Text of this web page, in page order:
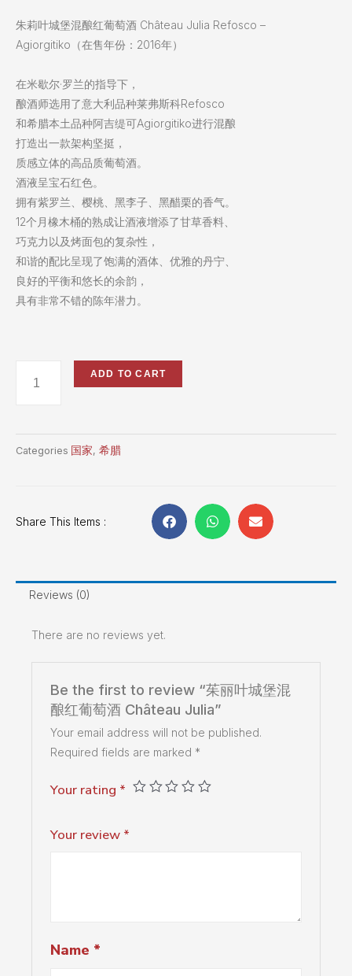
朱莉叶城堡混酿红葡萄酒 Château Julia Refosco –
Agiorgitiko（在售年份：2016年）
在米歇尔·罗兰的指导下，
酿酒师选用了意大利品种莱弗斯科Refosco
和希腊本土品种阿吉缇可Agiorgitiko进行混酿
打造出一款架构坚挺，
质感立体的高品质葡萄酒。
酒液呈宝石红色。
拥有紫罗兰、樱桃、黑李子、黑醋栗的香气。
12个月橡木桶的熟成让酒液增添了甘草香料、
巧克力以及烤面包的复杂性，
和谐的配比呈现了饱满的酒体、优雅的丹宁、
良好的平衡和悠长的余韵，
具有非常不错的陈年潜力。
ADD TO CART
Categories 国家, 希腊
Share This Items :
Reviews (0)
There are no reviews yet.
Be the first to review “茱丽叶城堡混
酿红葡萄酒 Château Julia”
Your email address will not be published.
Required fields are marked *
Your rating *
Your review *
Name *